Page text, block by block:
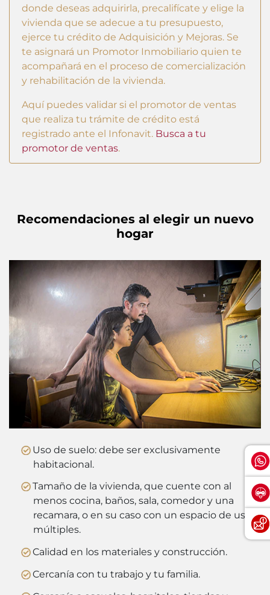
donde deseas adquirirla, precalifícate y elige la
vivienda que se adecue a tu presupuesto,
ejerce tu crédito de Adquisición y Mejoras. Se
te asignará un Promotor Inmobiliario quien te
acompañará en el proceso de comercialización
y rehabilitación de la vivienda.
Aquí puedes validar si el promotor de ventas
que realiza tu trámite de crédito está
registrado ante el Infonavit. Busca a tu
promotor de ventas.
Recomendaciones al elegir un nuevo
hogar
Uso de suelo: debe ser exclusivamente
habitacional.
Tamaño de la vivienda, que cuente con al
menos cocina, baños, sala, comedor y una
recamara, o en su caso con un espacio de usos
múltiples.
Calidad en los materiales y construcción.
Cercanía con tu trabajo y tu familia.